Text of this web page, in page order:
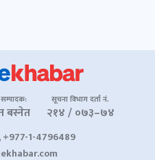
सम्पादक:
बस्नेत
सूचना विभाग दर्ता नं.
२१४ / ०७३–७४
+977-1-4796489